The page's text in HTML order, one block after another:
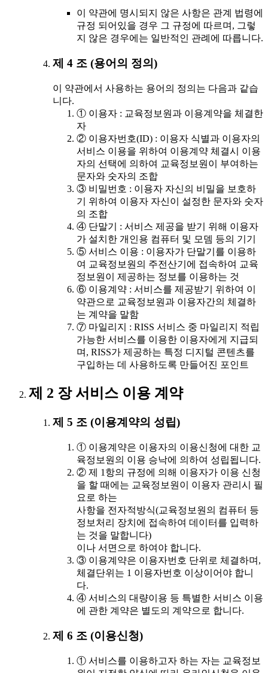
이 약관에 명시되지 않은 사항은 관계 법령에
규정 되어있을 경우 그 규정에 따르며, 그렇
지 않은 경우에는 일반적인 관례에 따릅니다.
제 4 조 (용어의 정의)
이 약관에서 사용하는 용어의 정의는 다음과 같습
니다.
① 이용자 : 교육정보원과 이용계약을 체결한
자
② 이용자번호(ID) : 이용자 식별과 이용자의
서비스 이용을 위하여 이용계약 체결시 이용
자의 선택에 의하여 교육정보원이 부여하는
문자와 숫자의 조합
③ 비밀번호 : 이용자 자신의 비밀을 보호하
기 위하여 이용자 자신이 설정한 문자와 숫자
의 조합
④ 단말기 : 서비스 제공을 받기 위해 이용자
가 설치한 개인용 컴퓨터 및 모뎀 등의 기기
⑤ 서비스 이용 : 이용자가 단말기를 이용하
여 교육정보원의 주전산기에 접속하여 교육
정보원이 제공하는 정보를 이용하는 것
⑥ 이용계약 : 서비스를 제공받기 위하여 이
약관으로 교육정보원과 이용자간의 체결하
는 계약을 말함
⑦ 마일리지 : RISS 서비스 중 마일리지 적립
가능한 서비스를 이용한 이용자에게 지급되
며, RISS가 제공하는 특정 디지털 콘텐츠를
구입하는 데 사용하도록 만들어진 포인트
제 2 장 서비스 이용 계약
제 5 조 (이용계약의 성립)
① 이용계약은 이용자의 이용신청에 대한 교
육정보원의 이용 승낙에 의하여 성립됩니다.
② 제 1항의 규정에 의해 이용자가 이용 신청
을 할 때에는 교육정보원이 이용자 관리시 필
요로 하는
사항을 전자적방식(교육정보원의 컴퓨터 등
정보처리 장치에 접속하여 데이터를 입력하
는 것을 말합니다)
이나 서면으로 하여야 합니다.
③ 이용계약은 이용자번호 단위로 체결하며,
체결단위는 1 이용자번호 이상이어야 합니
다.
④ 서비스의 대량이용 등 특별한 서비스 이용
에 관한 계약은 별도의 계약으로 합니다.
제 6 조 (이용신청)
① 서비스를 이용하고자 하는 자는 교육정보